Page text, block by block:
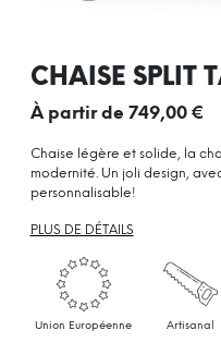
CHAISE SPLIT
À partir de 749,00€
Chaise légère et solide, la
modernité. Un joli design,
personnalisable!
PLUS DE DÉTAILS
Union Européenne Artisanal